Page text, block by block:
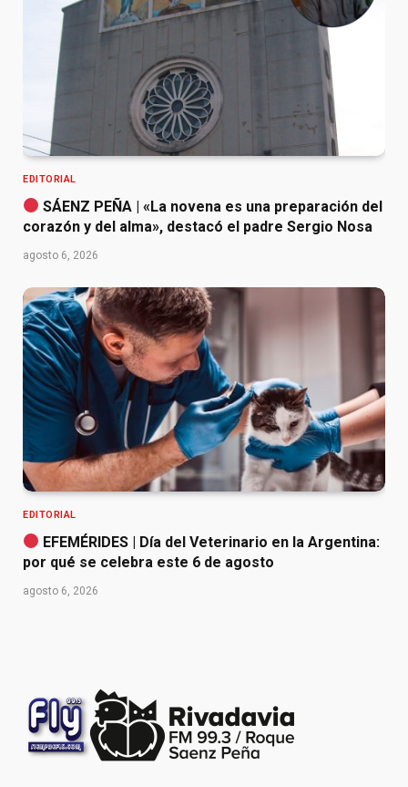
EDITORIAL
SÁENZ PEÑA | «La novena es una preparación del
corazón y del alma», destacó el padre Sergio Nosa
agosto 6, 2026
EDITORIAL
EFEMÉRIDES | Día del Veterinario en la Argentina:
por qué se celebra este 6 de agosto
agosto 6, 2026